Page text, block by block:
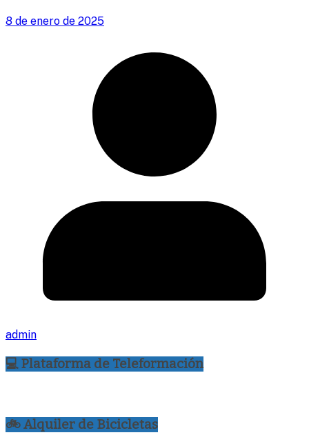
8 de enero de 2025
admin
💻 Plataforma de Teleformación
🚲 Alquiler de Bicicletas